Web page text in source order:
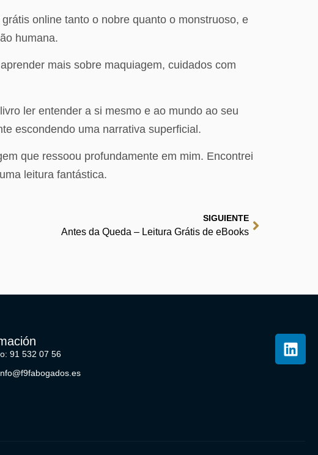
online tanto o nobre quanto o monstruoso, e
humana.
mais sobre maquiagem, cuidados com
ler entender a si mesmo e ao mundo ao seu
escondendo uma narrativa superficial.
que ressoou profundamente em mim. Encontrei
leitura fantástica.
SIGUIENTE
Antes da Queda – Leitura Grátis de eBooks
91 532 07 56